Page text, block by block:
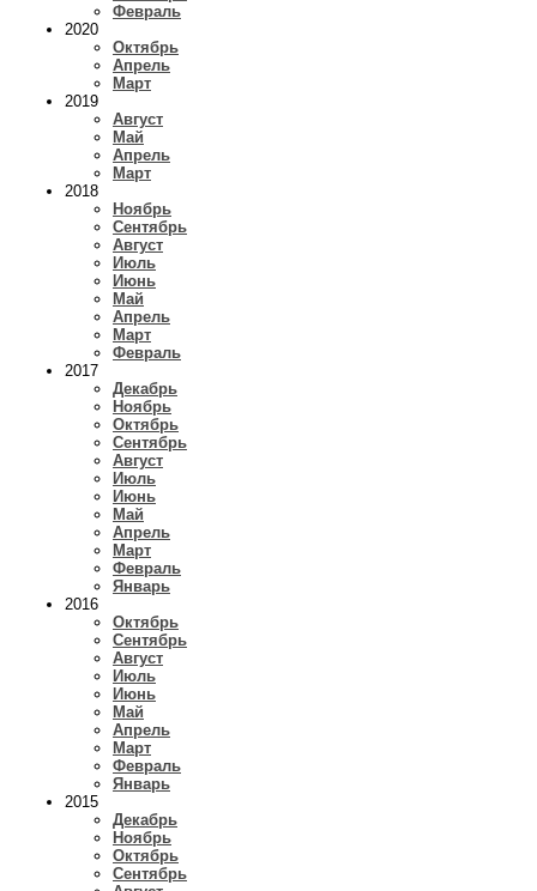
Февраль
2020
Октябрь
Апрель
Март
2019
Август
Май
Апрель
Март
2018
Ноябрь
Сентябрь
Август
Июль
Июнь
Май
Апрель
Март
Февраль
2017
Декабрь
Ноябрь
Октябрь
Сентябрь
Август
Июль
Июнь
Май
Апрель
Март
Февраль
Январь
2016
Октябрь
Сентябрь
Август
Июль
Июнь
Май
Апрель
Март
Февраль
Январь
2015
Декабрь
Ноябрь
Октябрь
Сентябрь